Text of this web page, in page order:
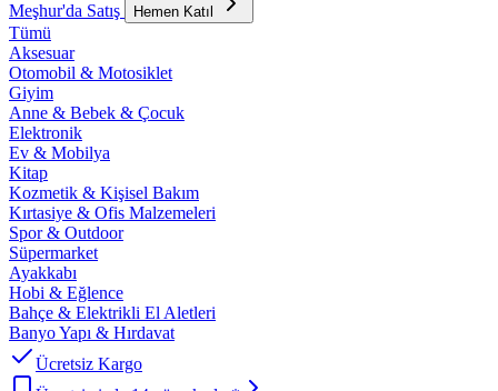
Meşhur'da Satış Hemen Katıl
Tümü
Aksesuar
Otomobil & Motosiklet
Giyim
Anne & Bebek & Çocuk
Elektronik
Ev & Mobilya
Kitap
Kozmetik & Kişisel Bakım
Kırtasiye & Ofis Malzemeleri
Spor & Outdoor
Süpermarket
Ayakkabı
Hobi & Eğlence
Bahçe & Elektrikli El Aletleri
Banyo Yapı & Hırdavat
Ücretsiz Kargo